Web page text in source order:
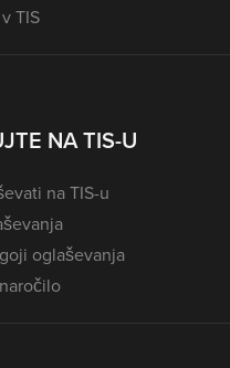
TIS
NA TIS-U
na TIS-u
oglaševanja